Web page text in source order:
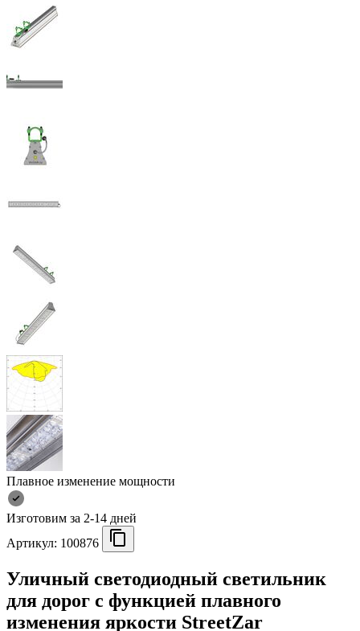
Плавное изменение мощности
Изготовим за 2-14 дней
Артикул: 100876
Уличный светодиодный светильник
для дорог с функцией плавного
изменения яркости StreetZar